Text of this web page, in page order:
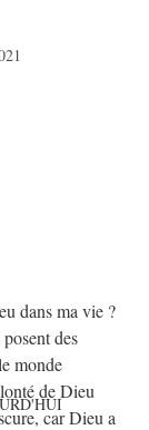
dans ma vie ?
des
monde
de Dieu
car Dieu a